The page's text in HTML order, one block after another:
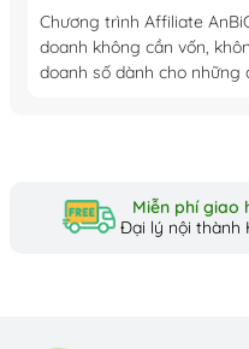
Chương trình Affiliate
doanh không cần vốn,
doanh số dành cho
Miễn phí giao
Đại lý nội thành